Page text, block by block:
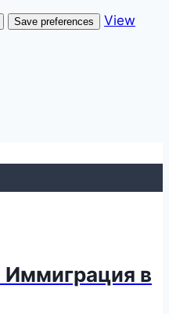
Save preferences
View
в